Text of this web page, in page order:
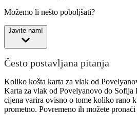
Možemo li nešto poboljšati?
Javite nam!
Često postavljana pitanja
Koliko košta karta za vlak od
Karta za vlak od Povelyanovo do Sofija
cijena varira ovisno o tome koliko rano
prometno. Povremeno ih možete